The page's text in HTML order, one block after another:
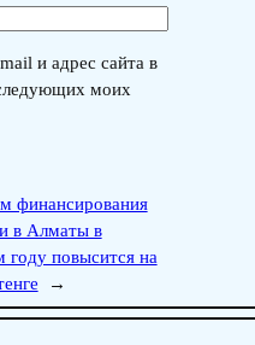
и адрес сайта в
моих
финансирования
в Алматы в
повысится на
→